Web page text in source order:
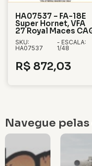
HA07537 – FA-18E
Super Hornet, VFA
27 Royal Maces
SKU:
HA07537
- ESCALA:
1/48
R$ 872,03
Navegue